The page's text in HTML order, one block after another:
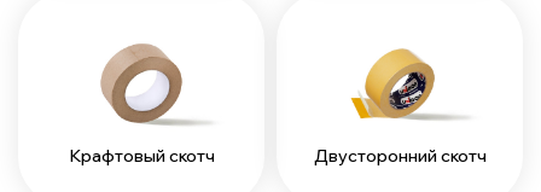
Крафтовый скотч Двусторонний скотч